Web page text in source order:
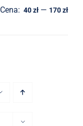
Cena: 40 zł — 170 zł